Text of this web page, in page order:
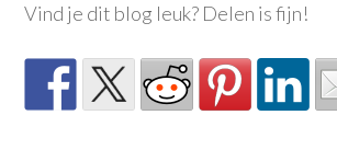
Vind je dit blog leuk? Delen is fijn!